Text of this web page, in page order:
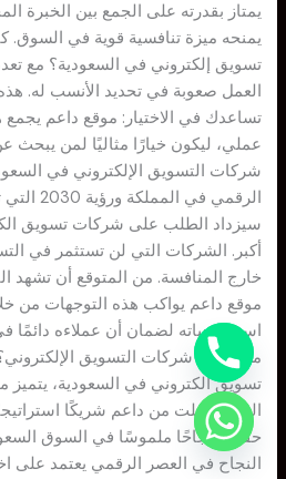
يمتاز بقدرته على الجمع بين الخبرة
يمنحه ميزة تنافسية قوية في
تسويق إلكتروني في السعودية؟ مع
العمل صعوبة في تحديد الأنسب له.
تساعدك في الاختيار: موقع داعم يجمع
عملي، ليكون خيارًا مثاليًا لمن يبحث
شركات التسويق الإلكتروني في
الرقمي
سيزداد الطلب على شركات تسويق
أكبر. الشركات التي لن تستثمر في
خارج المنافسة. من المتوقع أن تشهد
موقع داعم يواكب هذه التوجهات من
استراتيجياته لضمان أن عملاءه دائمًا
من أفضل شركات التسويق
تسويق الكتروني في السعودية، يتميز
المزايا جعلت من داعم شريكًا
حققت نجاحًا ملموسًا في السوق
النجاح في العصر الرقمي يعتمد على